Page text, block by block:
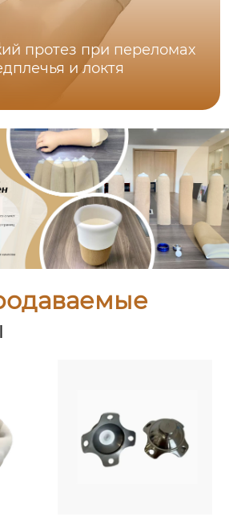
протез при переломах
и локтя